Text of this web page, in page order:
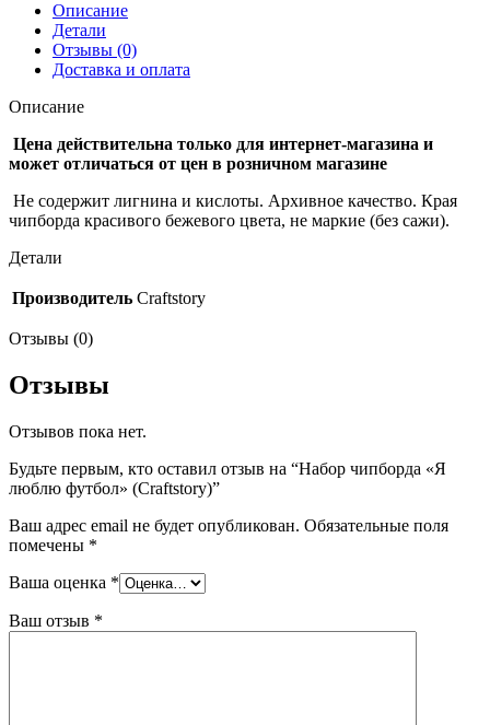
Описание
Детали
Отзывы (0)
Доставка и оплата
Описание
Цена действительна только для интернет-магазина и
может отличаться от цен в розничном магазине
Не содержит лигнина и кислоты. Архивное качество. Края
чипборда красивого бежевого цвета, не маркие (без сажи).
Детали
Производитель Craftstory
Отзывы (0)
Отзывы
Отзывов пока нет.
Будьте первым, кто оставил отзыв на “Набор чипборда «Я
люблю футбол» (Craftstory)”
Ваш адрес email не будет опубликован. Обязательные поля
помечены *
Ваша оценка *
Ваш отзыв *